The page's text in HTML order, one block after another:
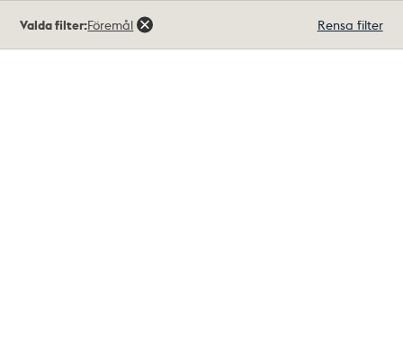
träffar
Valda filter:Föremål Rensa filter